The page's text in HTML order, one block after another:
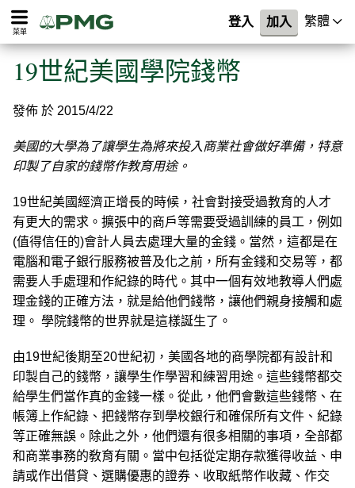
菜單
登入 加入 繁體
19世紀美國學院錢幣
發佈 於 2015/4/22
美國的大學為了讓學生為將來投入商業社會做好準備，特意
印製了自家的錢幣作教育用途。
19世紀美國經濟正增長的時候，社會對接受過教育的人才
有更大的需求。擴張中的商戶等需要受過訓練的員工，例如
(值得信任的)會計人員去處理大量的金錢。當然，這都是在
電腦和電子銀行服務被普及化之前，所有金錢和交易等，都
需要人手處理和作紀錄的時代。其中一個有效地教導人們處
理金錢的正確方法，就是給他們錢幣，讓他們親身接觸和處
理。 學院錢幣的世界就是這樣誕生了。
由19世紀後期至20世紀初，美國各地的商學院都有設計和
印製自己的錢幣，讓學生作學習和練習用途。這些錢幣都交
給學生們當作真的金錢一樣。從此，他們會數這些錢幣、在
帳簿上作紀錄、把錢幣存到學校銀行和確保所有文件、紀錄
等正確無誤。除此之外，他們還有很多相關的事項，全部都
和商業事務的敎育有關。當中包括從定期存款獲得收益、申
請或作出借貸、選購優惠的證券、收取紙幣作收藏、作交